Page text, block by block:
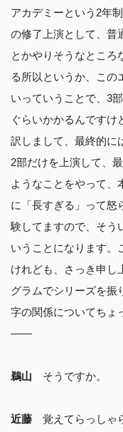
アカデミーという2年
の修了上演として、普
とかやりそうなところ
る所以というか、この
いっていうことで、3
ぐらいかかるんですけ
訳しまして、最終的に
2部だけを上演して、
ようなことをやって、
に「長すぎる」って怒
験してますので、そう
いうことになります。
けれども、さっき申し
グラムでシリーズを振
字の関係についてちょ
――
鵜山 そうですか。
近藤 覚えてらっしゃ